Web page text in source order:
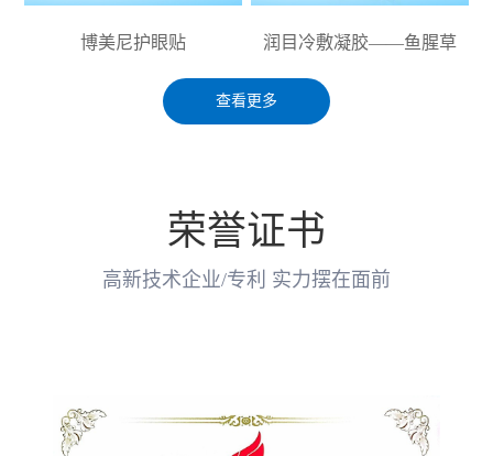
博美尼护眼贴 润目冷敷凝胶——鱼腥草
查看更多
荣誉证书
高新技术企业/专利 实力摆在面前